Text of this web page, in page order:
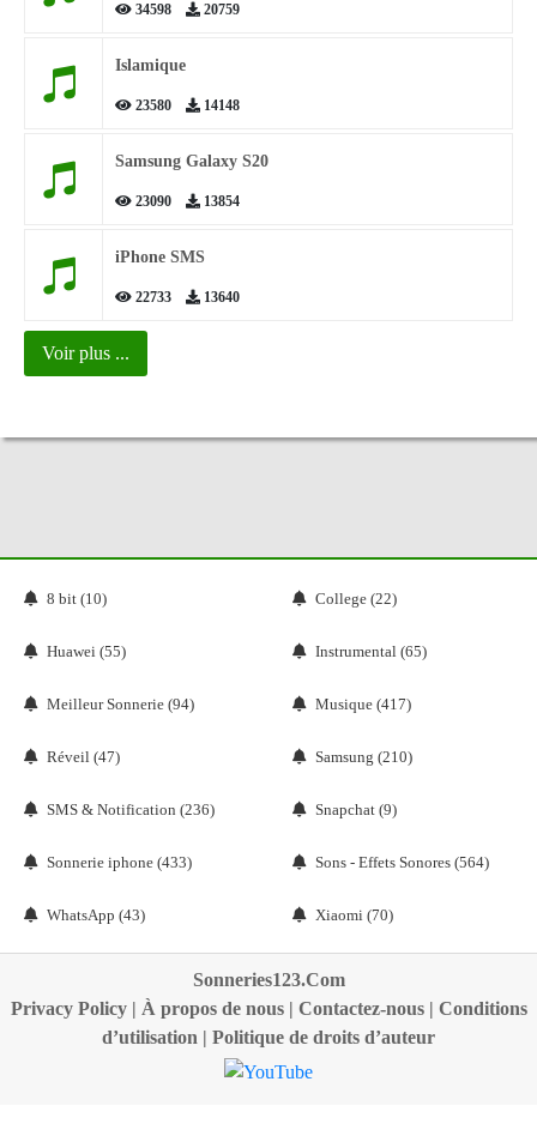
34598 20759
Islamique
23580 14148
Samsung Galaxy S20
23090 13854
iPhone SMS
22733 13640
Voir plus ...
8 bit (10) College (22)
Huawei (55) Instrumental (65)
Meilleur Sonnerie (94) Musique (417)
Réveil (47) Samsung (210)
SMS & Notification (236) Snapchat (9)
Sonnerie iphone (433) Sons - Effets Sonores (564)
WhatsApp (43) Xiaomi (70)
Sonneries123.Com
Privacy Policy| À propos de nous| Contactez-nous| Conditions
d’utilisation | Politique de droits d’auteur